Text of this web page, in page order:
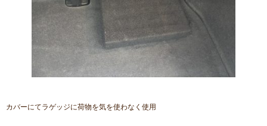
カバーにてラゲッジに荷物を気を使わなく使用